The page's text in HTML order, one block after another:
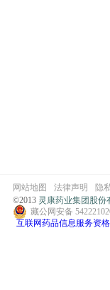
网站地图 法律声明
隐
©2013 灵康药业集团股份
藏公网安备
互联网药品信息服务资